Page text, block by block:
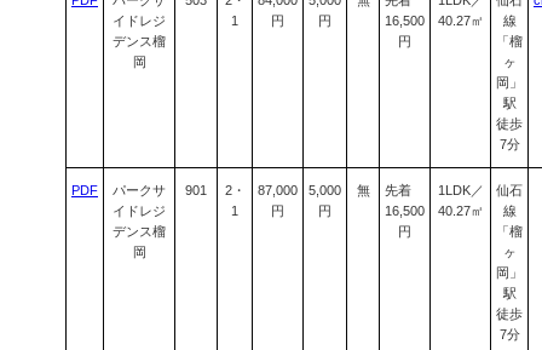
イドレジ
デンス榴
岡
1
円
円
16,500
円
40.27㎡
線
「榴
ヶ
岡」
駅
徒歩
7分
PDF
パークサ
イドレジ
デンス榴
岡
901
2・
1
87,000
円
5,000
円
無
先着
16,500
円
1LDK／
40.27㎡
仙石
線
「榴
ヶ
岡」
駅
徒歩
7分